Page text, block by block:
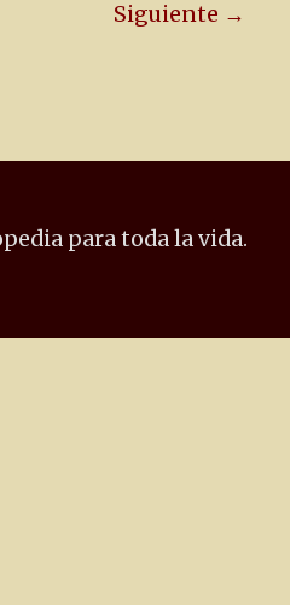
Siguiente →
para toda la vida.